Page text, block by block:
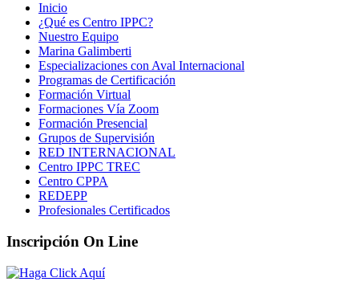
Inicio
¿Qué es Centro IPPC?
Nuestro Equipo
Marina Galimberti
Especializaciones con Aval Internacional
Programas de Certificación
Formación Virtual
Formaciones Vía Zoom
Formación Presencial
Grupos de Supervisión
RED INTERNACIONAL
Centro IPPC TREC
Centro CPPA
REDEPP
Profesionales Certificados
Inscripción On Line